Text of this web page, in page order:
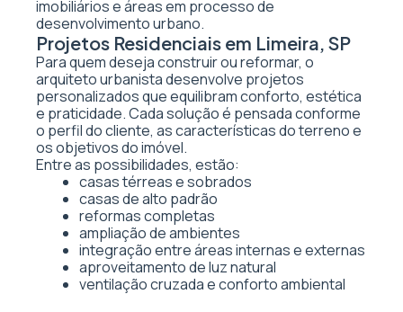
imobiliários e áreas em processo de
desenvolvimento urbano.
Projetos Residenciais em Limeira, SP
Para quem deseja construir ou reformar, o
arquiteto urbanista desenvolve projetos
personalizados que equilibram conforto, estética
e praticidade. Cada solução é pensada conforme
o perfil do cliente, as características do terreno e
os objetivos do imóvel.
Entre as possibilidades, estão:
casas térreas e sobrados
casas de alto padrão
reformas completas
ampliação de ambientes
integração entre áreas internas e externas
aproveitamento de luz natural
ventilação cruzada e conforto ambiental